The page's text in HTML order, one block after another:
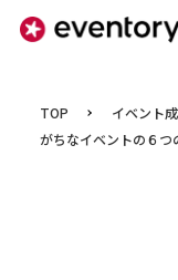
TOP イベント
がちなイベントの６つ